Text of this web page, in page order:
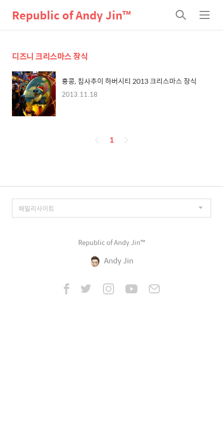
Republic of Andy Jin™
검
색
메
뉴
디즈니 크리스마스 장식
홍콩, 침사추이 하버시티 2013 크리스마스 장식
2013.11.18
페
1
Republic of Andy Jin™
Andy Jin